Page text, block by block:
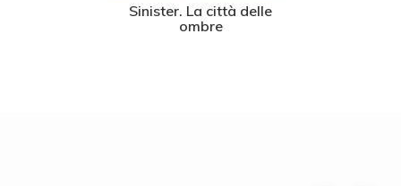
Sinister. La città delle
ombre